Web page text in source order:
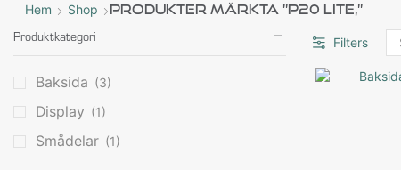
Hem Shop Produkter Märkta ”P20 Lite,”
Filters
Produktkategori
Baksida (3)
Display (1)
Smådelar (1)